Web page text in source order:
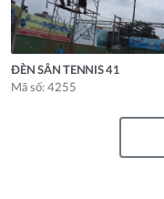
ĐÈN SÂN TENNIS 41
Mã số: 4255